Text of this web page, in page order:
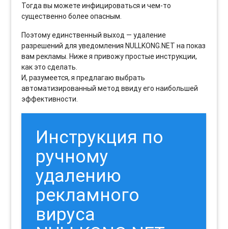
Тогда вы можете инфицироваться и чем-то
существенно более опасным.
Поэтому единственный выход — удаление
разрешений для уведомления NULLKONG.NET на показ
вам рекламы. Ниже я привожу простые инструкции,
как это сделать.
И, разумеется, я предлагаю выбрать
автоматизированный метод ввиду его наибольшей
эффективности.
Инструкция по
ручному
удалению
рекламного
вируса